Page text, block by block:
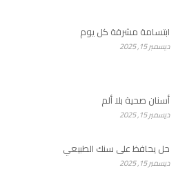
ابتسامة مشرقة كل يوم
ديسمبر 15, 2025
أسنان صحية بلا ألم
ديسمبر 15, 2025
حل يحافظ على سنك الطبيعي
ديسمبر 15, 2025